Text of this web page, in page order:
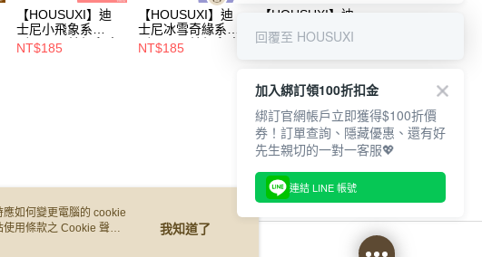
【HOUSUXI】迪
士尼小飛象系
列-316不鏽鋼兒童
湯匙(大童)【5周年
NT$185
【HOUSUXI】迪
士尼冰雪奇緣系
列-316不鏽鋼兒童
湯匙(大童)【5周年
NT$185
【HOUSUXI】迪
士尼米奇米妮系
列-316不鏽鋼兒童
NT$185
如何變更電腦的 cookie
用條款之 Cookie 聲明
我知道了
回覆至 HOUSUXI
加入綁訂領100折扣金
綁訂官網帳戶立即獲得$100折價
券！訂單查詢、隱藏優惠、還有好
先生親切的一對一客服💖
連結 LINE 帳號